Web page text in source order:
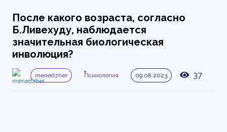
После какого возраста, согласно
Б.Ливехуду, наблюдается
значительная биологическая
инволюция?
menedzher Психология 09.08.2023 37